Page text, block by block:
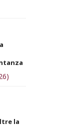
la